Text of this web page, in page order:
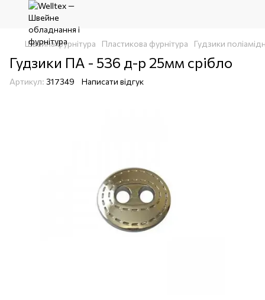
Швейна фурнітура Пластикова фурнітура Гудзики
Гудзики ПА - 536 д-р 25мм срібло
Артикул: 317349 Написати відгук